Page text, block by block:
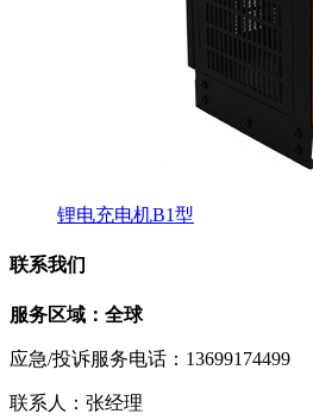
锂电充电机B1型
联系我们
服务区域：全球
应急/投诉服务电话：13699174499
联系人：张经理